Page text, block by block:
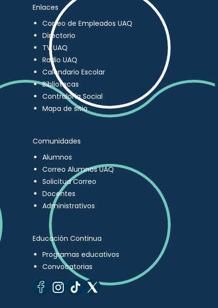
Enlaces
Correo de Empleados UAQ
Directorio
TV UAQ
Radio UAQ
Calendario Escolar
Bibliotecas
Contraloría Social
Mapa de sitio
Comunidades
Alumnos
Correo Alumnos UAQ
Solicitud Correo
Docentes
Administrativos
Educación Continua
Programas educativos
Convocatorias